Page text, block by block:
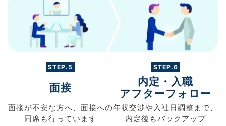
STEP.5
面接
面接が不安な方へ、 面接への
同席も行っています
STEP.6
内定・入職
アフターフォロー
年収交渉や入社日調整まで、
内定後もバックアップ